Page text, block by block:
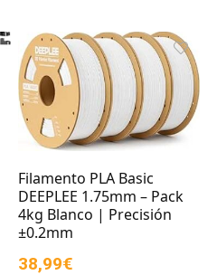
Filamento PLA Basic
DEEPLEE 1.75mm – Pack
4kg Blanco | Precisión
±0.2mm
38,99€